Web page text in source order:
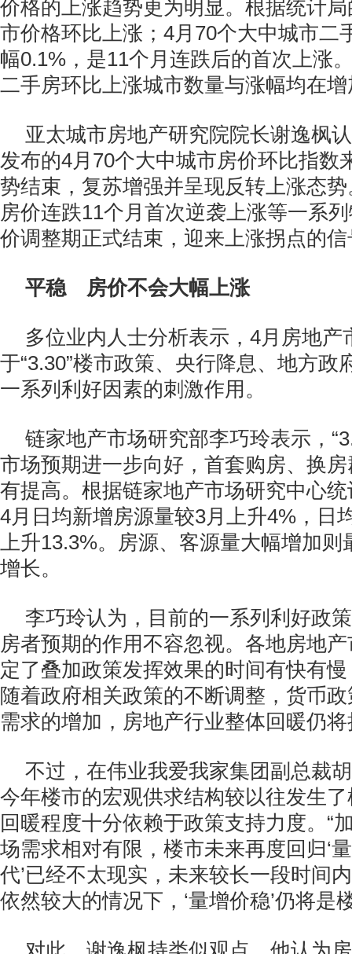
价格的上涨趋势更为明显。根据统计
市价格环比上涨；4月70个大中城市二
幅0.1%，是11个月连跌后的首次上涨
二手房环比上涨城市数量与涨幅均在
亚太城市房地产研究院院长谢逸枫
发布的4月70个大中城市房价环比指数
势结束，复苏增强并呈现反转上涨态
房价连跌11个月首次逆袭上涨等一系
价调整期正式结束，迎来上涨拐点的
平稳 房价不会大幅上涨
多位业内人士分析表示，4月房地产
于“3.30”楼市政策、央行降息、地方政
一系列利好因素的刺激作用。
链家地产市场研究部李巧玲表示，
市场预期进一步向好，首套购房、换
有提高。根据链家地产市场研究中心
4月日均新增房源量较3月上升4%，日
上升13.3%。房源、客源量大幅增加则
增长。
李巧玲认为，目前的一系列利好政
房者预期的作用不容忽视。各地房地
定了叠加政策发挥效果的时间有快有
随着政府相关政策的不断调整，货币
需求的增加，房地产行业整体回暖仍
不过，在伟业我爱我家集团副总裁
今年楼市的宏观供求结构较以往发生
回暖程度十分依赖于政策支持力度。“
场需求相对有限，楼市未来再度回归‘
代’已经不太现实，未来较长一段时间
依然较大的情况下，‘量增价稳’仍将是